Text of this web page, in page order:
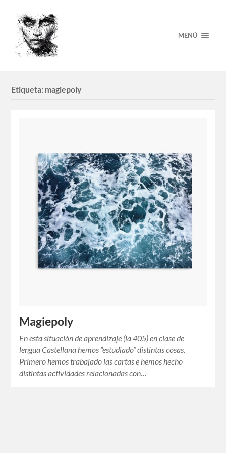
MENÚ
Etiqueta: magiepoly
Magiepoly
En esta situación de aprendizaje (la 405) en clase de
lengua Castellana hemos “estudiado” distintas cosas.
Primero hemos trabajado las cartas e hemos hecho
distintas actividades relacionadas con…